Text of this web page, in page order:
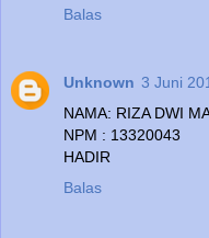
Balas
Unknown 3 Juni
NAMA: RIZA DWI
NPM : 13320043
HADIR
Balas